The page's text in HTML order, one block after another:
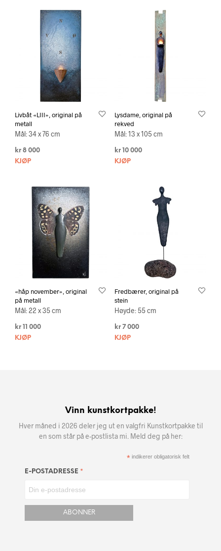
Livbåt «LIII», original på
metall
Mål: 34 x 76 cm
kr 8 000
KJØP
Lysdame, original på
rekved
Mål: 13 x 105 cm
kr10 000
KJØP
«håp november», original
på metall
Mål: 22 x 35 cm
kr 11 000
KJØP
Fredbærer, original på
stein
Høyde: 55 cm
kr7 000
KJØP
Vinn kunstkortpakke!
Hver måned i 2026 deler jeg ut en valgfri Kunstkortpakke til
en som står på e-postlista mi. Meld deg på her:
* indikerer obligatorisk felt
E-POSTADRESSE *